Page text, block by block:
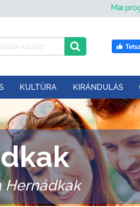
Mai
KULTÚRA KIRÁNDULÁS
Hernádkak